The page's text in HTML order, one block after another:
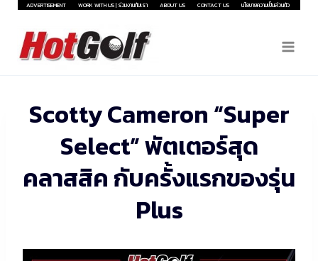
Skip
content
ADVERTISEMENT WORK WITH US | ร่วมงานกับเรา ABOUT US CONTACT US นโยบายความเป็นส่วนตัว
Scotty Cameron “Super
Select” พัตเตอร์สุด
คลาสสิค กับครั้งแรกของรุ่น
Plus